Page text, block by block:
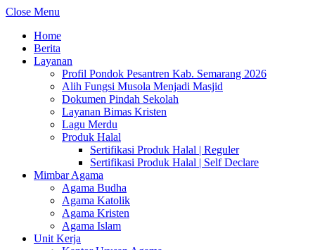
Close Menu
Home
Berita
Layanan
Profil Pondok Pesantren Kab. Semarang 2026
Alih Fungsi Musola Menjadi Masjid
Dokumen Pindah Sekolah
Layanan Bimas Kristen
Lagu Merdu
Produk Halal
Sertifikasi Produk Halal | Reguler
Sertifikasi Produk Halal | Self Declare
Mimbar Agama
Agama Budha
Agama Katolik
Agama Kristen
Agama Islam
Unit Kerja